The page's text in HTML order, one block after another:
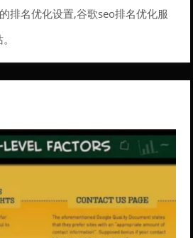
排名优化设置,谷歌seo排名优化服